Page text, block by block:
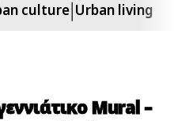
culture Urban living
Mural –